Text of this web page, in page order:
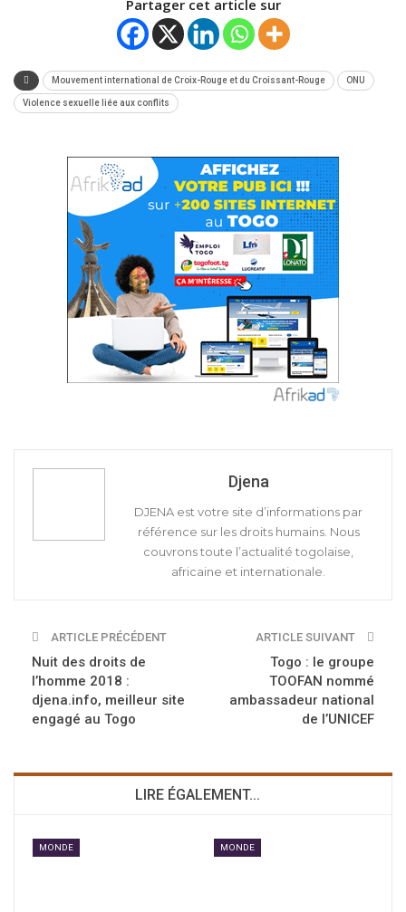
Partager cet article sur
Mouvement international de Croix-Rouge et du Croissant-Rouge ONU
Violence sexuelle liée aux conflits
Djena
DJENA est votre site d’informations par
référence sur les droits humains. Nous
couvrons toute l’actualité togolaise,
africaine et internationale.
ARTICLE PRÉCÉDENT
Nuit des droits de
l’homme 2018 :
djena.info, meilleur site
engagé au Togo
ARTICLE SUIVANT
Togo : le groupe
TOOFAN nommé
ambassadeur national
de l’UNICEF
LIRE ÉGALEMENT...
MONDE MONDE